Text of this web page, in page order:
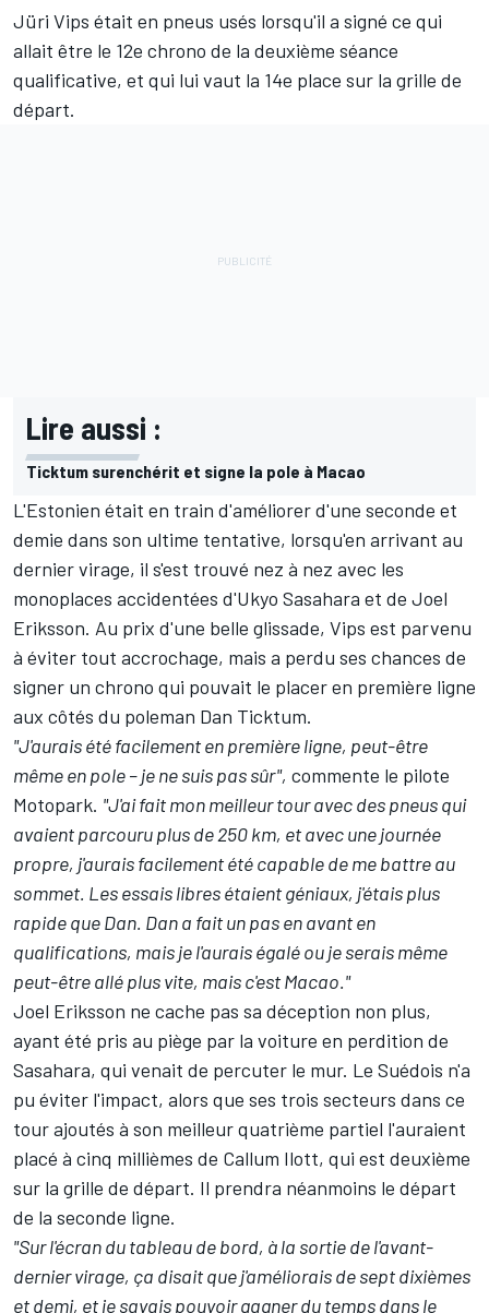
Jüri Vips était en pneus usés lorsqu'il a signé ce qui
allait être le 12e chrono de la deuxième séance
qualificative, et qui lui vaut la 14e place sur la grille de
départ.
Lire aussi :
Ticktum surenchérit et signe la pole à Macao
L'Estonien était en train d'améliorer d'une seconde et
demie dans son ultime tentative, lorsqu'en arrivant au
dernier virage, il s'est trouvé nez à nez avec les
monoplaces accidentées d'Ukyo Sasahara et de Joel
Eriksson. Au prix d'une belle glissade, Vips est parvenu
à éviter tout accrochage, mais a perdu ses chances de
signer un chrono qui pouvait le placer en première ligne
aux côtés du poleman Dan Ticktum.
"J'aurais été facilement en première ligne, peut-être
même en pole – je ne suis pas sûr", commente le pilote
Motopark. "J'ai fait mon meilleur tour avec des pneus qui
avaient parcouru plus de 250 km, et avec une journée
propre, j'aurais facilement été capable de me battre au
sommet. Les essais libres étaient géniaux, j'étais plus
rapide que Dan. Dan a fait un pas en avant en
qualifications, mais je l'aurais égalé ou je serais même
peut-être allé plus vite, mais c'est Macao."
Joel Eriksson ne cache pas sa déception non plus,
ayant été pris au piège par la voiture en perdition de
Sasahara, qui venait de percuter le mur. Le Suédois n'a
pu éviter l'impact, alors que ses trois secteurs dans ce
tour ajoutés à son meilleur quatrième partiel l'auraient
placé à cinq millièmes de Callum Ilott, qui est deuxième
sur la grille de départ. Il prendra néanmoins le départ
de la seconde ligne.
"Sur l'écran du tableau de bord, à la sortie de l'avant-
dernier virage, ça disait que j'améliorais de sept dixièmes
et demi, et je savais pouvoir gagner du temps dans le